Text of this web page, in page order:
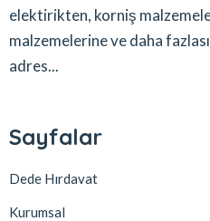
elektirikten, korniş
malzemelerine ve daha
adres...
Sayfalar
Dede Hırdavat
Kurumsal